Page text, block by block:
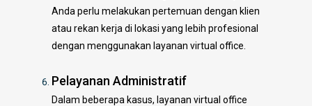
Anda perlu melakukan pertemuan dengan klien
atau rekan kerja di lokasi yang lebih profesional
dengan menggunakan layanan virtual office.
Pelayanan Administratif
Dalam beberapa kasus, layanan virtual office